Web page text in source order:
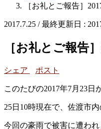
［お礼とご報告］
2017.7.25 / 最終更新日 :
［お礼とご報
シェア ポスト
このたびの2017年7月23日
25日10時現在で、佐渡市
今回の豪雨で被害に遭わ